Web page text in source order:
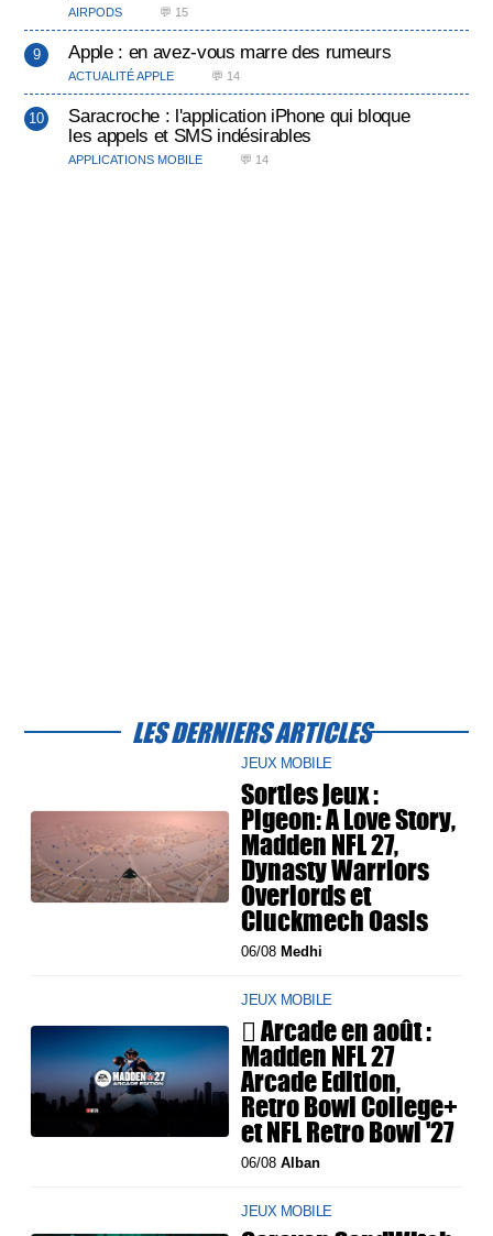
AIRPODS 💬 15
Apple : en avez-vous marre des rumeurs
ACTUALITÉ APPLE 💬 14
Saracroche : l'application iPhone qui bloque
les appels et SMS indésirables
APPLICATIONS MOBILE 💬 14
LES DERNIERS ARTICLES
JEUX MOBILE
Sorties jeux :
Pigeon: A Love Story,
Madden NFL 27,
Dynasty Warriors
Overlords et
Cluckmech Oasis
06/08 Medhi
JEUX MOBILE
 Arcade en août :
Madden NFL 27
Arcade Edition,
Retro Bowl College+
et NFL Retro Bowl '27
06/08Alban
JEUX MOBILE